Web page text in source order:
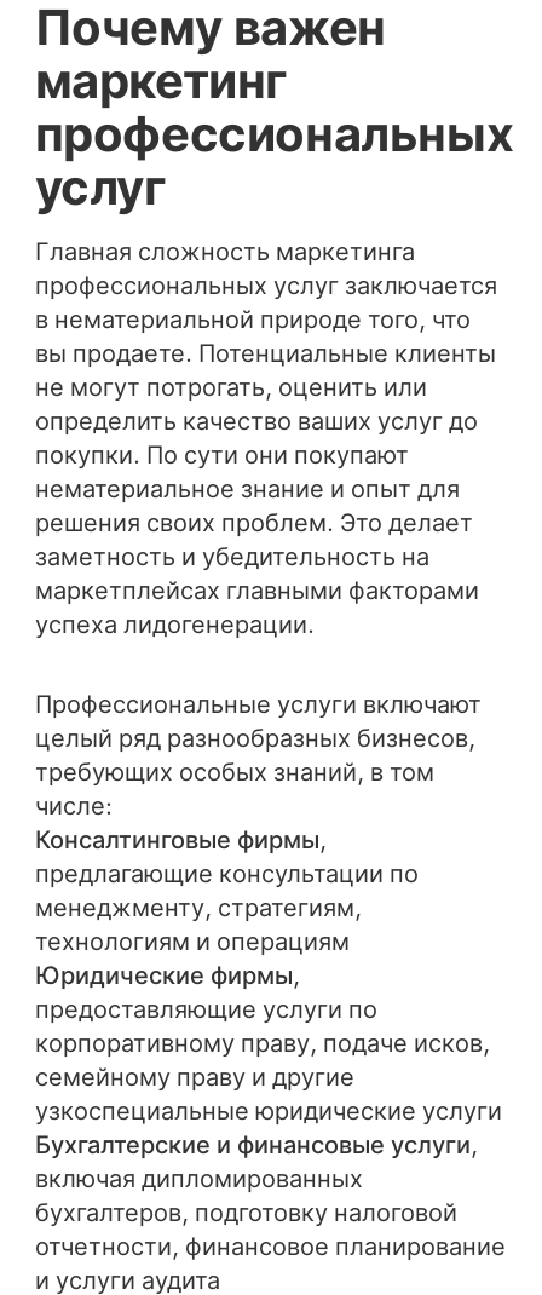
Почему важен
маркетинг
профессиональных
услуг
Главная сложность маркетинга
профессиональных услуг заключается
в нематериальной природе того, что
вы продаете. Потенциальные клиенты
не могут потрогать, оценить или
определить качество ваших услуг до
покупки. По сути они покупают
нематериальное знание и опыт для
решения своих проблем. Это делает
заметность и убедительность на
маркетплейсах главными факторами
успеха лидогенерации.
Профессиональные услуги включают
целый ряд разнообразных бизнесов,
требующих особых знаний, в том
числе:
Консалтинговые фирмы,
предлагающие консультации по
менеджменту, стратегиям,
технологиям и операциям
Юридические фирмы,
предоставляющие услуги по
корпоративному праву, подаче исков,
семейному праву и другие
узкоспециальные юридические услуги
Бухгалтерские и финансовые услуги,
включая дипломированных
бухгалтеров, подготовку налоговой
отчетности, финансовое планирование
и услуги аудита